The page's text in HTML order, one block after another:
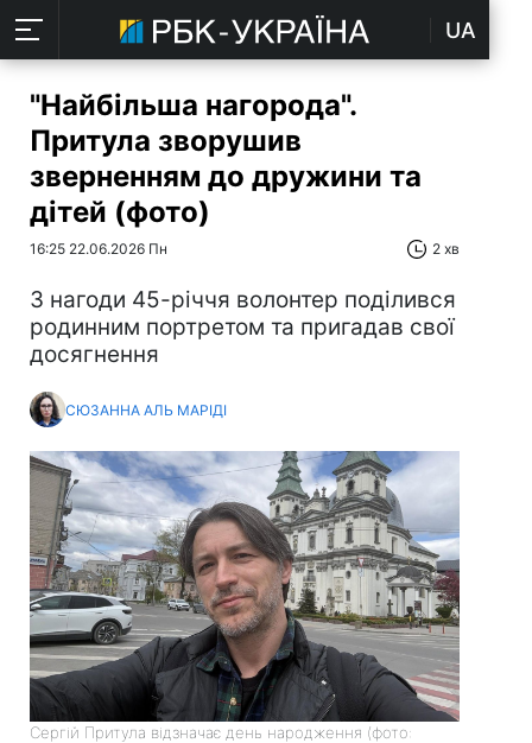
UA
"Найбільша нагорода".
Притула зворушив
зверненням до дружини та
дітей (фото)
16:25 22.06.2026 Пн 2 хв
З нагоди 45-річчя волонтер поділився
родинним портретом та пригадав свої
досягнення
СЮЗАННА АЛЬ МАРІДІ
Сергій Притула відзначає день народження (фото: